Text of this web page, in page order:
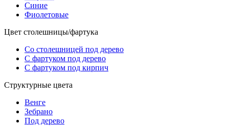
Синие
Фиолетовые
Цвет столешницы/фартука
Со столешницей под дерево
С фартуком под дерево
С фартуком под кирпич
Структурные цвета
Венге
Зебрано
Под дерево